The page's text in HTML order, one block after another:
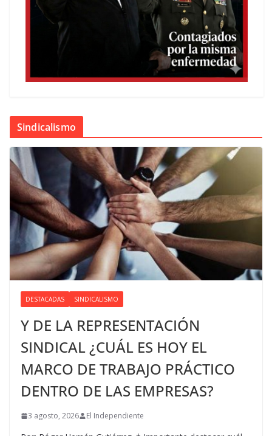
Sindicalismo
DESTACADAS SINDICALISMO
Y DE LA REPRESENTACIÓN
SINDICAL ¿CUÁL ES HOY EL
MARCO DE TRABAJO PRÁCTICO
DENTRO DE LAS EMPRESAS?
3 agosto, 2026 El Independiente